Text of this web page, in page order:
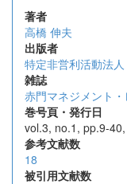
著者
高橋 伸夫
出版者
特定非営利活動法
雑誌
赤門マネジメント
巻号頁・発行日
vol.3, no.1, pp.9-
参考文献数
18
被引用文献数